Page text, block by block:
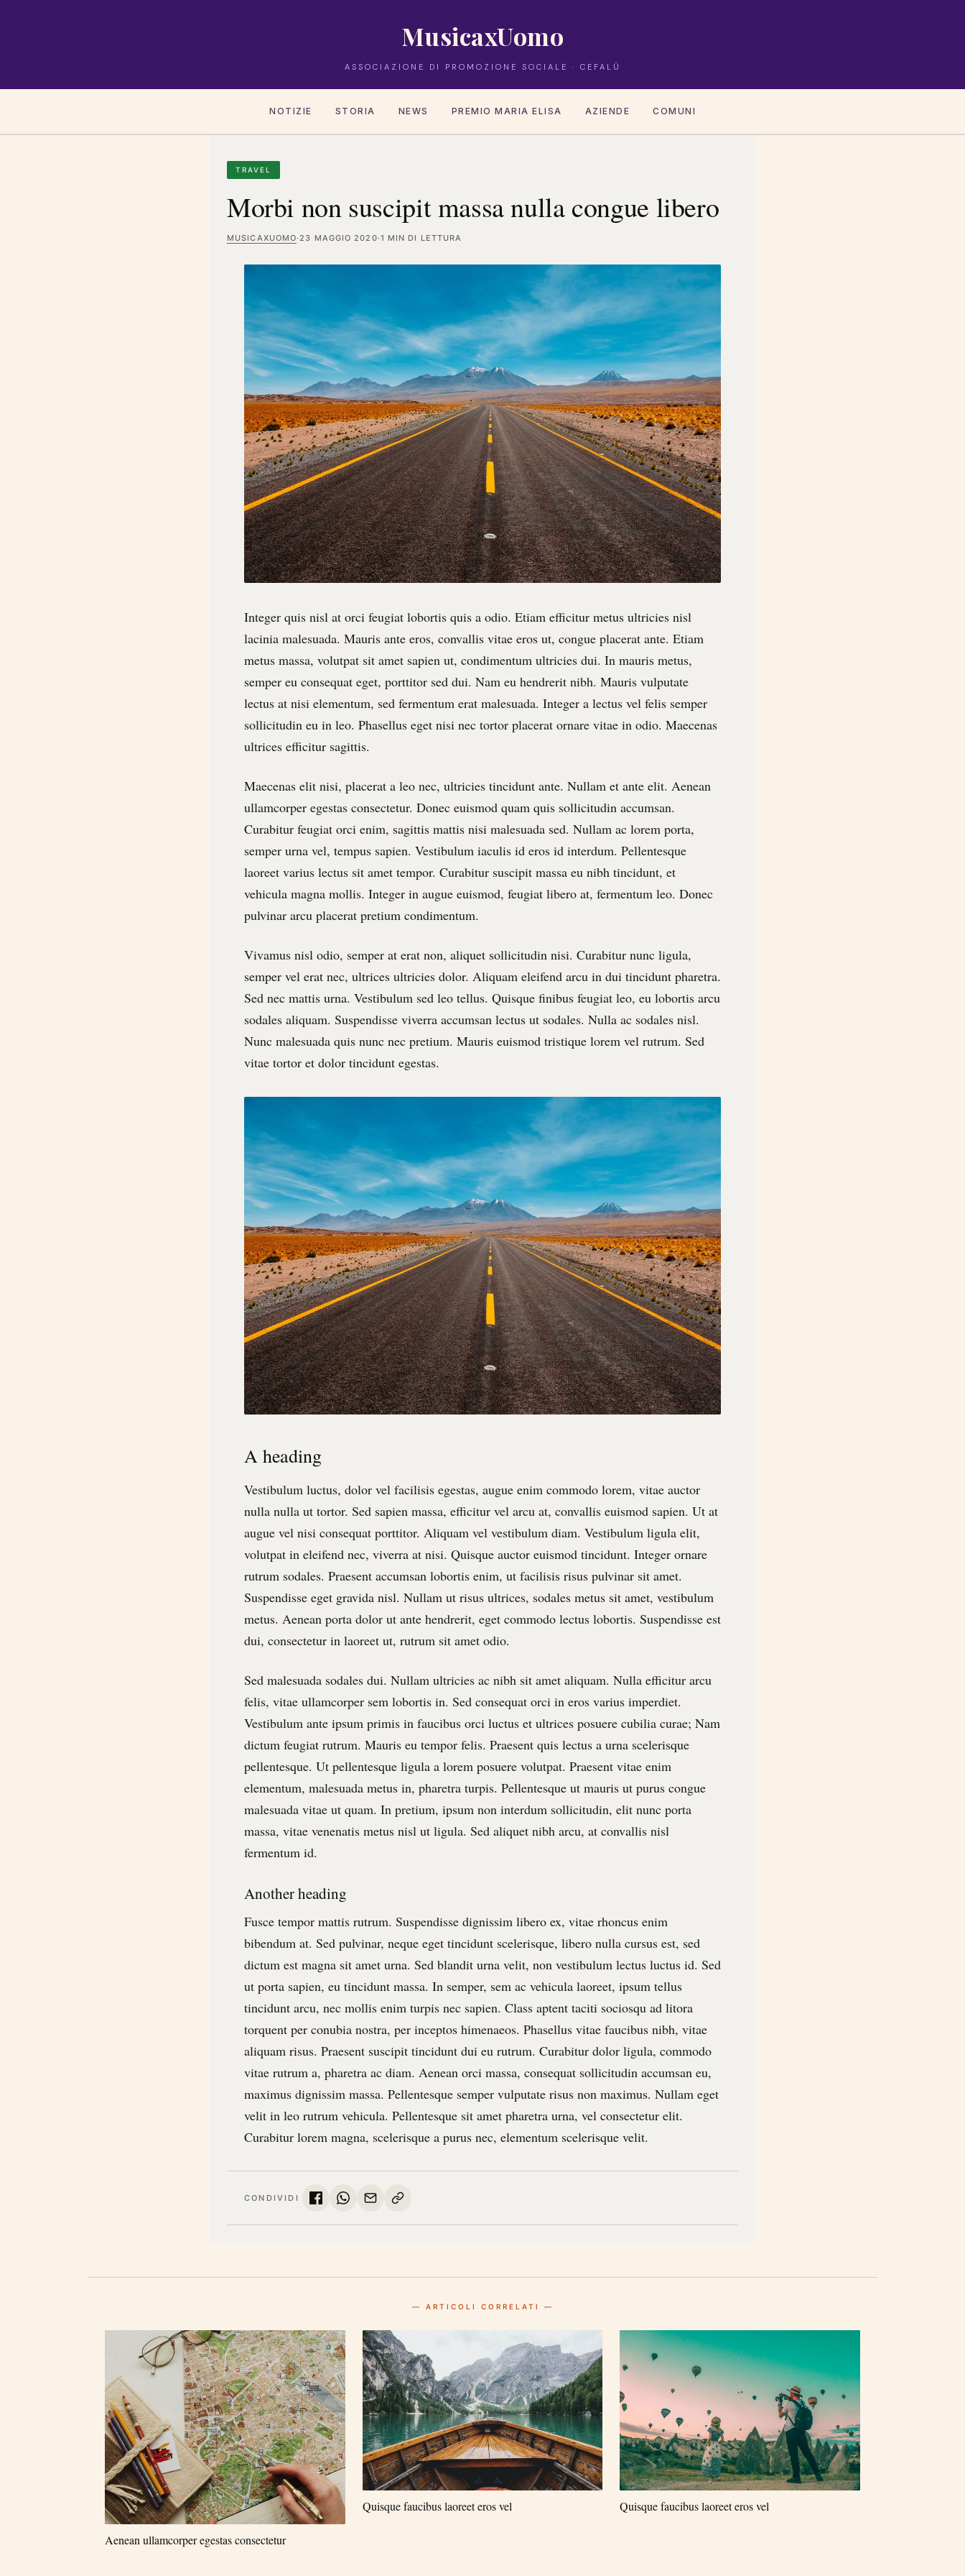
MusicaxUomo
ASSOCIAZIONE DI PROMOZIONE SOCIALE · CEFALÙ
NOTIZIE STORIA NEWS PREMIO MARIA ELISA AZIENDE COMUNI
TRAVEL
Morbi non suscipit massa nulla congue libero
MUSICAXUOMO·23 MAGGIO 2020·1 MIN DI LETTURA
Integer quis nisl at orci feugiat lobortis quis a odio. Etiam efficitur metus ultricies nisl
lacinia malesuada. Mauris ante eros, convallis vitae eros ut, congue placerat ante. Etiam
metus massa, volutpat sit amet sapien ut, condimentum ultricies dui. In mauris metus,
semper eu consequat eget, porttitor sed dui. Nam eu hendrerit nibh. Mauris vulputate
lectus at nisi elementum, sed fermentum erat malesuada. Integer a lectus vel felis semper
sollicitudin eu in leo. Phasellus eget nisi nec tortor placerat ornare vitae in odio. Maecenas
ultrices efficitur sagittis.
Maecenas elit nisi, placerat a leo nec, ultricies tincidunt ante. Nullam et ante elit. Aenean
ullamcorper egestas consectetur. Donec euismod quam quis sollicitudin accumsan.
Curabitur feugiat orci enim, sagittis mattis nisi malesuada sed. Nullam ac lorem porta,
semper urna vel, tempus sapien. Vestibulum iaculis id eros id interdum. Pellentesque
laoreet varius lectus sit amet tempor. Curabitur suscipit massa eu nibh tincidunt, et
vehicula magna mollis. Integer in augue euismod, feugiat libero at, fermentum leo. Donec
pulvinar arcu placerat pretium condimentum.
Vivamus nisl odio, semper at erat non, aliquet sollicitudin nisi. Curabitur nunc ligula,
semper vel erat nec, ultrices ultricies dolor. Aliquam eleifend arcu in dui tincidunt pharetra.
Sed nec mattis urna. Vestibulum sed leo tellus. Quisque finibus feugiat leo, eu lobortis arcu
sodales aliquam. Suspendisse viverra accumsan lectus ut sodales. Nulla ac sodales nisl.
Nunc malesuada quis nunc nec pretium. Mauris euismod tristique lorem vel rutrum. Sed
vitae tortor et dolor tincidunt egestas.
A heading
Vestibulum luctus, dolor vel facilisis egestas, augue enim commodo lorem, vitae auctor
nulla nulla ut tortor. Sed sapien massa, efficitur vel arcu at, convallis euismod sapien. Ut at
augue vel nisi consequat porttitor. Aliquam vel vestibulum diam. Vestibulum ligula elit,
volutpat in eleifend nec, viverra at nisi. Quisque auctor euismod tincidunt. Integer ornare
rutrum sodales. Praesent accumsan lobortis enim, ut facilisis risus pulvinar sit amet.
Suspendisse eget gravida nisl. Nullam ut risus ultrices, sodales metus sit amet, vestibulum
metus. Aenean porta dolor ut ante hendrerit, eget commodo lectus lobortis. Suspendisse est
dui, consectetur in laoreet ut, rutrum sit amet odio.
Sed malesuada sodales dui. Nullam ultricies ac nibh sit amet aliquam. Nulla efficitur arcu
felis, vitae ullamcorper sem lobortis in. Sed consequat orci in eros varius imperdiet.
Vestibulum ante ipsum primis in faucibus orci luctus et ultrices posuere cubilia curae; Nam
dictum feugiat rutrum. Mauris eu tempor felis. Praesent quis lectus a urna scelerisque
pellentesque. Ut pellentesque ligula a lorem posuere volutpat. Praesent vitae enim
elementum, malesuada metus in, pharetra turpis. Pellentesque ut mauris ut purus congue
malesuada vitae ut quam. In pretium, ipsum non interdum sollicitudin, elit nunc porta
massa, vitae venenatis metus nisl ut ligula. Sed aliquet nibh arcu, at convallis nisl
fermentum id.
Another heading
Fusce tempor mattis rutrum. Suspendisse dignissim libero ex, vitae rhoncus enim
bibendum at. Sed pulvinar, neque eget tincidunt scelerisque, libero nulla cursus est, sed
dictum est magna sit amet urna. Sed blandit urna velit, non vestibulum lectus luctus id. Sed
ut porta sapien, eu tincidunt massa. In semper, sem ac vehicula laoreet, ipsum tellus
tincidunt arcu, nec mollis enim turpis nec sapien. Class aptent taciti sociosqu ad litora
torquent per conubia nostra, per inceptos himenaeos. Phasellus vitae faucibus nibh, vitae
aliquam risus. Praesent suscipit tincidunt dui eu rutrum. Curabitur dolor ligula, commodo
vitae rutrum a, pharetra ac diam. Aenean orci massa, consequat sollicitudin accumsan eu,
maximus dignissim massa. Pellentesque semper vulputate risus non maximus. Nullam eget
velit in leo rutrum vehicula. Pellentesque sit amet pharetra urna, vel consectetur elit.
Curabitur lorem magna, scelerisque a purus nec, elementum scelerisque velit.
CONDIVIDI
— ARTICOLI CORRELATI —
Aenean ullamcorper egestas consectetur
Quisque faucibus laoreet eros vel Quisque faucibus laoreet eros vel